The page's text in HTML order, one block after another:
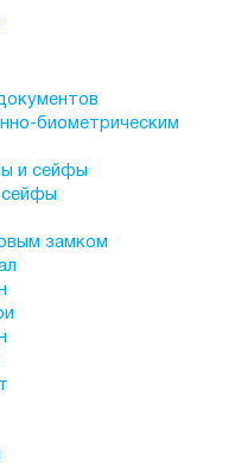
биометрическим
и сейфы
замком